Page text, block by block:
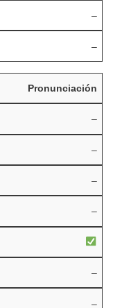
–
–
Pronunciación
–
–
–
–
–
–